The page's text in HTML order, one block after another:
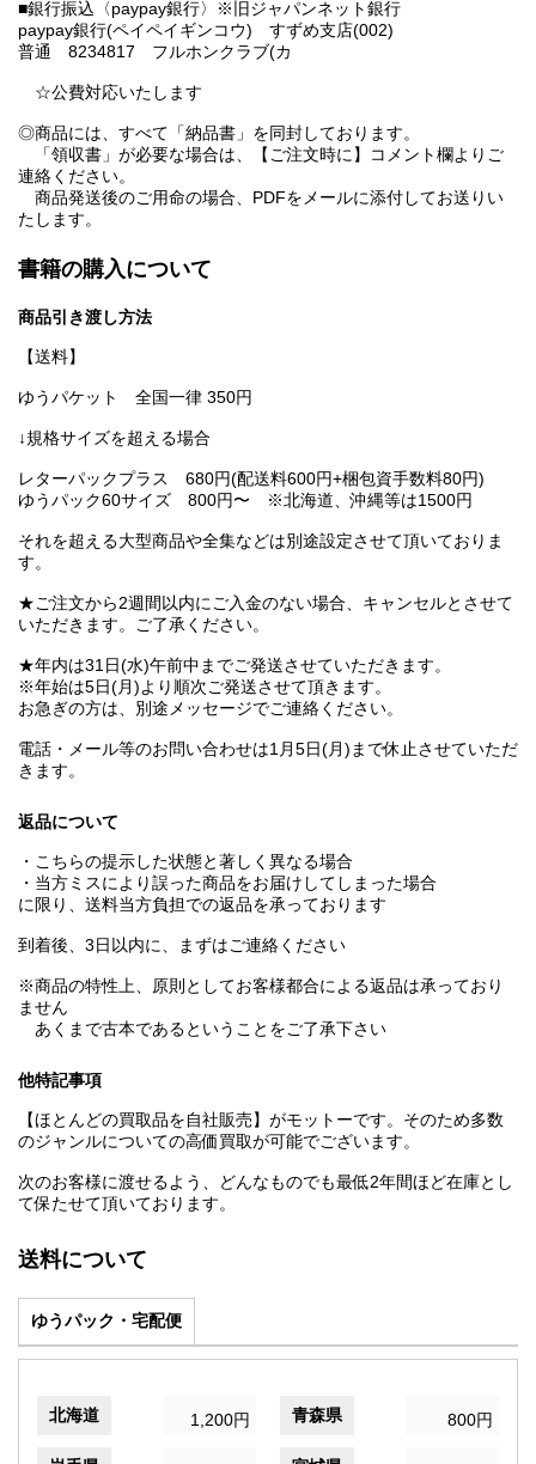
■銀行振込〈paypay銀行〉※旧ジャパンネット銀行
paypay銀行(ペイペイギンコウ) すずめ支店(002)
普通 8234817 フルホンクラブ(カ
☆公費対応いたします
◎商品には、すべて「納品書」を同封しております。
「領収書」が必要な場合は、【ご注文時に】コメント欄よりご
連絡ください。
商品発送後のご用命の場合、PDFをメールに添付してお送りい
たします。
書籍の購入について
商品引き渡し方法
【送料】
ゆうパケット 全国一律 350円
↓規格サイズを超える場合
レターパックプラス 680円(配送料600円+梱包資手数料80円)
ゆうパック60サイズ 800円〜 ※北海道、沖縄等は1500円
それを超える大型商品や全集などは別途設定させて頂いておりま
す。
★ご注文から2週間以内にご入金のない場合、キャンセルとさせて
いただきます。ご了承ください。
★年内は31日(水)午前中までご発送させていただきます。
※年始は5日(月)より順次ご発送させて頂きます。
お急ぎの方は、別途メッセージでご連絡ください。
電話・メール等のお問い合わせは1月5日(月)まで休止させていただ
きます。
返品について
・こちらの提示した状態と著しく異なる場合
・当方ミスにより誤った商品をお届けしてしまった場合
に限り、送料当方負担での返品を承っております
到着後、3日以内に、まずはご連絡ください
※商品の特性上、原則としてお客様都合による返品は承っており
ません
あくまで古本であるということをご了承下さい
他特記事項
【ほとんどの買取品を自社販売】がモットーです。そのため多数
のジャンルについての高価買取が可能でございます。
次のお客様に渡せるよう、どんなものでも最低2年間ほど在庫とし
て保たせて頂いております。
送料について
ゆうパック・宅配便
北海道 1,200円 青森県 800円